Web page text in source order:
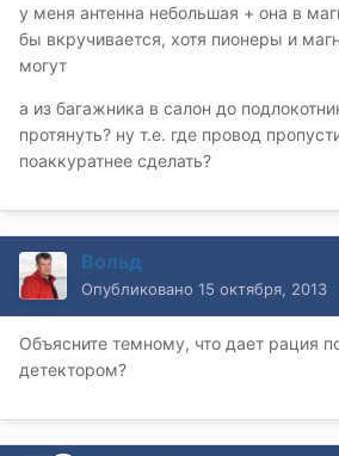
у меня антенна небольшая + она в
бы вкручивается, хотя пионеры и
могут
а из багажника в салон до
протянуть? ну т.е. где провод
поаккуратнее сделать?
Вольд
Опубликовано 15 октября, 2013
Объясните темному, что дает рация
детектором?